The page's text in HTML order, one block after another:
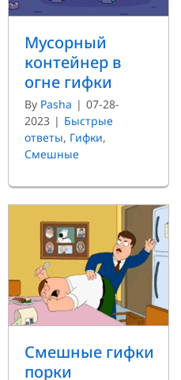
Мусорный
контейнер в
огне гифки
By Pasha | 07-28-
2023 | Быстрые
ответы, Гифки,
Смешные
Смешные гифки
порки